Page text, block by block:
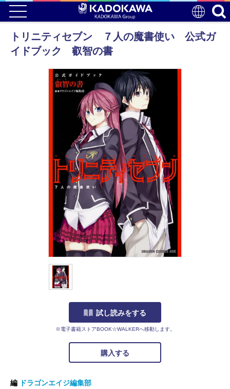
トリニティセブン ７人の魔書使い 公式ガ
イドブック 叡智の書
試し読みをする
※電子書籍ストアBOOK☆WALKERへ移動します。
購入する
編 ドラゴンエイジ編集部